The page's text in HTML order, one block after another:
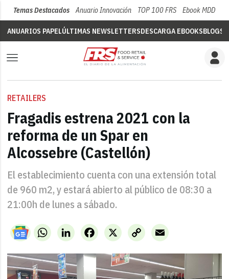
Temas Destacados Anuario Innovación TOP 100 FRS Ebook MDD
ANUARIOS PAPELÚLTIMAS NEWSLETTERSDESCARGA EBOOKSBLOGS
RETAILERS
Fragadis estrena 2021 con la
reforma de un Spar en
Alcossebre (Castellón)
El establecimiento cuenta con una extensión total
de 960 m2, y estará abierto al público de 08:30 a
21:00h de lunes a sábado.
WhatsAppLinkedIn X
Facebook
Copy
Link
Email